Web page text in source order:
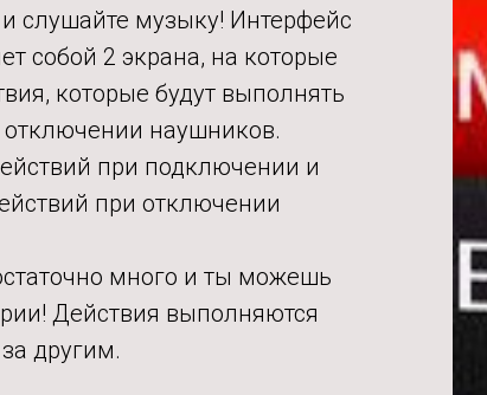
слушайте музыку! Интерфейс
собой 2 экрана, на которые
которые будут выполнять
наушников.
при подключении и
при отключении
много и ты можешь
Действия выполняются
другим.